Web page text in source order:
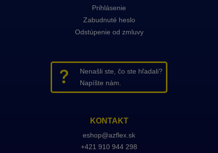
Prihlásenie
Zabudnuté heslo
Odstúpenie od zmluvy
Nenašli ste, čo ste hľadali?
Napíšte nám.
KONTAKT
eshop@azflex.sk
+421 910 944 298